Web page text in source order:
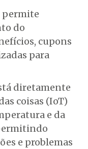
permite
do
cupons
para
diretamente
coisas (IoT)
e da
e problemas